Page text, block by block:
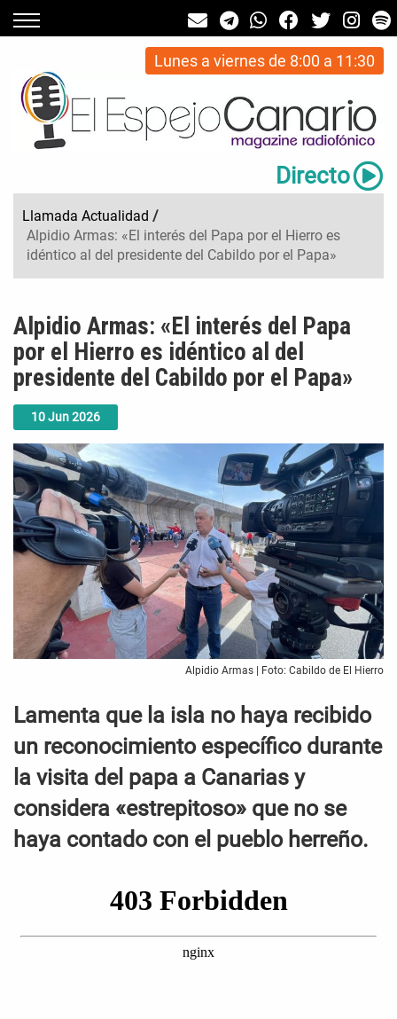
Lunes a viernes de 8:00 a 11:30
Directo
Llamada Actualidad /
Alpidio Armas: «El interés del Papa por el Hierro es
idéntico al del presidente del Cabildo por el Papa»
10Jun2026
Alpidio Armas: «El interés del Papa
por el Hierro es idéntico al del
presidente del Cabildo por el Papa»
Alpidio Armas | Foto: Cabildo de El Hierro
Lamenta que la isla no haya recibido
un reconocimiento específico durante
la visita del papa a Canarias y
considera «estrepitoso» que no se
haya contado con el pueblo herreño.